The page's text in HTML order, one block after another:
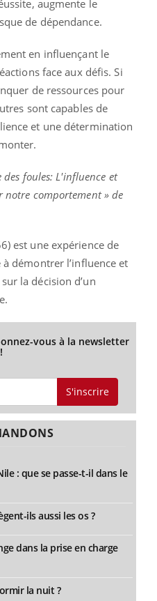
augmente le
de dépendance.
en influençant le
face aux défis. Si
de ressources pour
sont capables de
et une détermination
des foules: L'influence et
comportement » de
est une expérience de
démontrer l’influence et
la décision d’un
vous à la newsletter
!
S'inscrire
: que se passe-t-il dans le
ils aussi les os ?
dans la prise en charge
la nuit ?